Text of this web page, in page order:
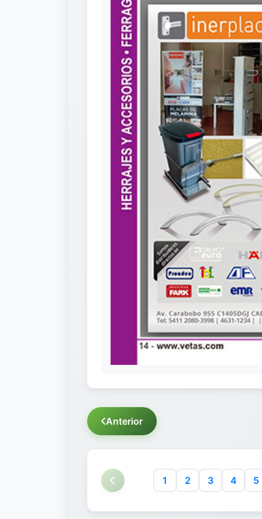
Anterior
1 2 3 4 5